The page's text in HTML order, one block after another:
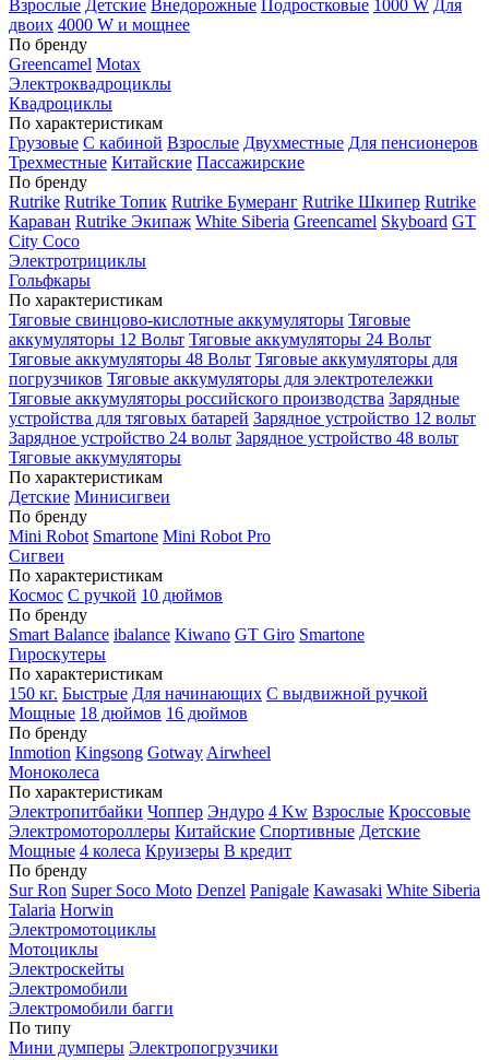
Взрослые Детские Внедорожные Подростковые 1000 W Для
двоих 4000 W и мощнее
По бренду
Greencamel Motax
Электроквадроциклы
Квадроциклы
По характеристикам
Грузовые С кабиной Взрослые Двухместные Для пенсионеров
Трехместные Китайские Пассажирские
По бренду
Rutrike Rutrike Топик Rutrike Бумеранг Rutrike Шкипер Rutrike
Караван Rutrike Экипаж White Siberia Greencamel Skyboard GT
City Coco
Электротрициклы
Гольфкары
По характеристикам
Тяговые свинцово-кислотные аккумуляторы Тяговые
аккумуляторы 12 Вольт Тяговые аккумуляторы 24 Вольт
Тяговые аккумуляторы 48 Вольт Тяговые аккумуляторы для
погрузчиков Тяговые аккумуляторы для электротележки
Тяговые аккумуляторы российского производства Зарядные
устройства для тяговых батарей Зарядное устройство 12 вольт
Зарядное устройство 24 вольт Зарядное устройство 48 вольт
Тяговые аккумуляторы
По характеристикам
Детские Минисигвеи
По бренду
Mini Robot Smartone Mini Robot Pro
Сигвеи
По характеристикам
Космос С ручкой 10 дюймов
По бренду
Smart Balance ibalance Kiwano GT Giro Smartone
Гироскутеры
По характеристикам
150 кг. Быстрые Для начинающих С выдвижной ручкой
Мощные 18 дюймов 16 дюймов
По бренду
Inmotion Kingsong Gotway Airwheel
Моноколеса
По характеристикам
Электропитбайки Чоппер Эндуро 4 Kw Взрослые Кроссовые
Электромотороллеры Китайские Спортивные Детские
Мощные 4 колеса Круизеры В кредит
По бренду
Sur Ron Super Soco Moto Denzel Panigale Kawasaki White Siberia
Talaria Horwin
Электромотоциклы
Мотоциклы
Электроскейты
Электромобили
Электромобили багги
По типу
Мини думперы Электропогрузчики